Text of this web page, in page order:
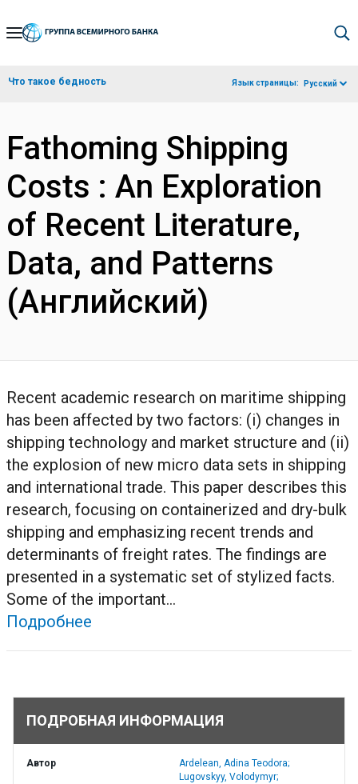
Skip
Navigation
Что такое бедность Язык страницы: Русский
Fathoming Shipping
Costs : An Exploration
of Recent Literature,
Data, and Patterns
(Английский)
Recent academic research on maritime shipping
has been affected by two factors: (i) changes in
shipping technology and market structure and (ii)
the explosion of new micro data sets in shipping
and international trade. This paper describes this
research, focusing on containerized and dry-bulk
shipping and emphasizing recent trends and
determinants of freight rates. The findings are
presented in a systematic set of stylized facts.
Some of the important...
Подробнее
ПОДРОБНАЯ ИНФОРМАЦИЯ
Автор
Ardelean, Adina Teodora;
Lugovskyy, Volodymyr;